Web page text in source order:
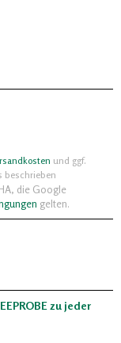
und ggf.
beschrieben
die Google
gelten.
zu jeder